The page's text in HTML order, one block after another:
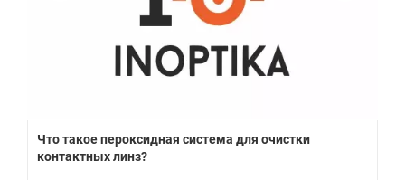
Что такое пероксидная система для очистки
контактных линз?